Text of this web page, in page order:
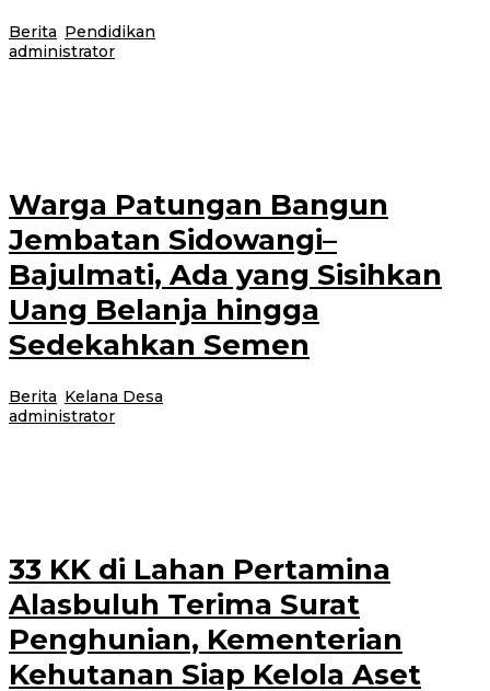
Berita Pendidikan
administrator
Warga Patungan Bangun
Jembatan Sidowangi–
Bajulmati, Ada yang Sisihkan
Uang Belanja hingga
Sedekahkan Semen
Berita Kelana Desa
administrator
33 KK di Lahan Pertamina
Alasbuluh Terima Surat
Penghunian, Kementerian
Kehutanan Siap Kelola Aset